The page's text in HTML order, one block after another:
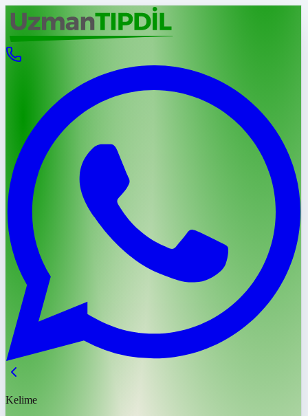
Kelime